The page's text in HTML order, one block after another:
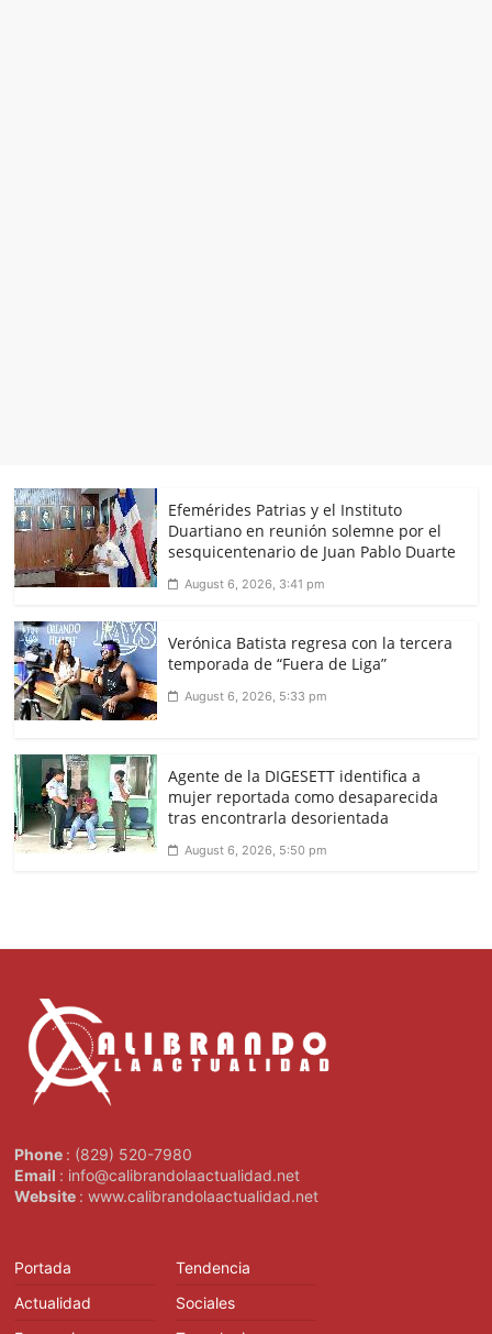
Efemérides Patrias y el Instituto
Duartiano en reunión solemne por el
sesquicentenario de Juan Pablo Duarte
August 6, 2026, 3:41 pm
Verónica Batista regresa con la tercera
temporada de “Fuera de Liga”
August 6, 2026, 5:33 pm
Agente de la DIGESETT identifica a
mujer reportada como desaparecida
tras encontrarla desorientada
August 6, 2026, 5:50 pm
Phone : (829) 520-7980
Email : info@calibrandolaactualidad.net
Website : www.calibrandolaactualidad.net
Portada
Actualidad
Tendencia
Sociales